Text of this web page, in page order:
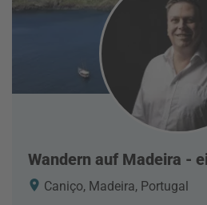
Wandern auf Madeira -
Caniço, Madeira, Portugal